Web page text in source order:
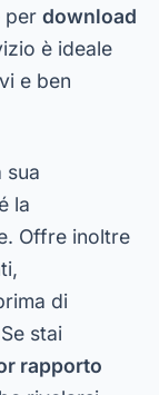
per download
è ideale
e ben
sua
la
Offre inoltre
di
stai
rapporto